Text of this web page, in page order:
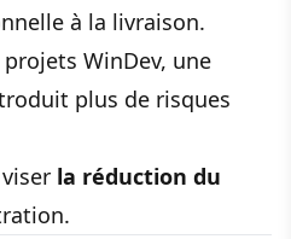
à la livraison.
WinDev, une
plus de risques
la réduction du